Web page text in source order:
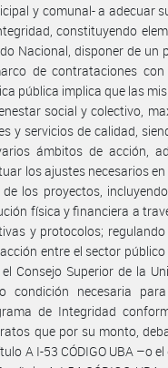
y comunal- a adecuar
constituyendo
Nacional, disponer de
de contrataciones
pública implica que las
social y colectivo,
y servicios de calidad,
ámbitos de acción,
los ajustes necesarios
los proyectos,
física y financiera a
y protocolos;
entre el sector
el Consejo Superior de la
condición necesaria
de Integridad
que por su monto,
A I-53 CÓDIGO UBA –o